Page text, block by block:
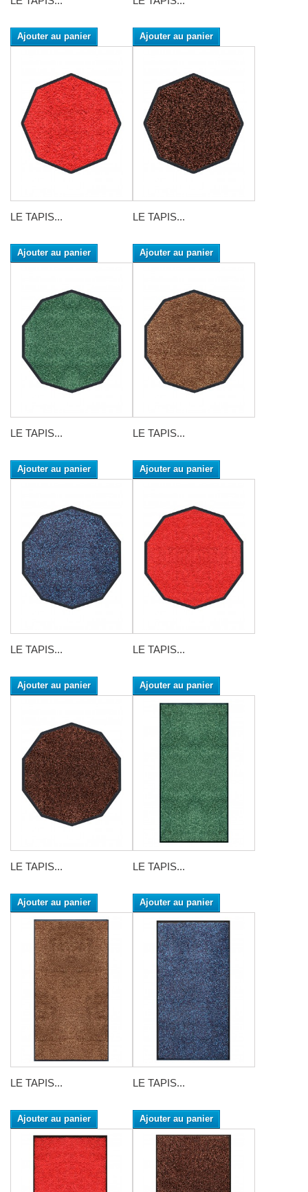
Ajouter au panier Ajouter au panier
LE TAPIS...
Ajouter au panier
LE TAPIS...
Ajouter au panier
LE TAPIS...
Ajouter au panier
LE TAPIS...
Ajouter au panier
LE TAPIS...
Ajouter au panier
LE TAPIS...
Ajouter au panier
LE TAPIS...
Ajouter au panier
LE TAPIS...
Ajouter au panier
LE TAPIS...
Ajouter au panier
LE TAPIS...
Ajouter au panier